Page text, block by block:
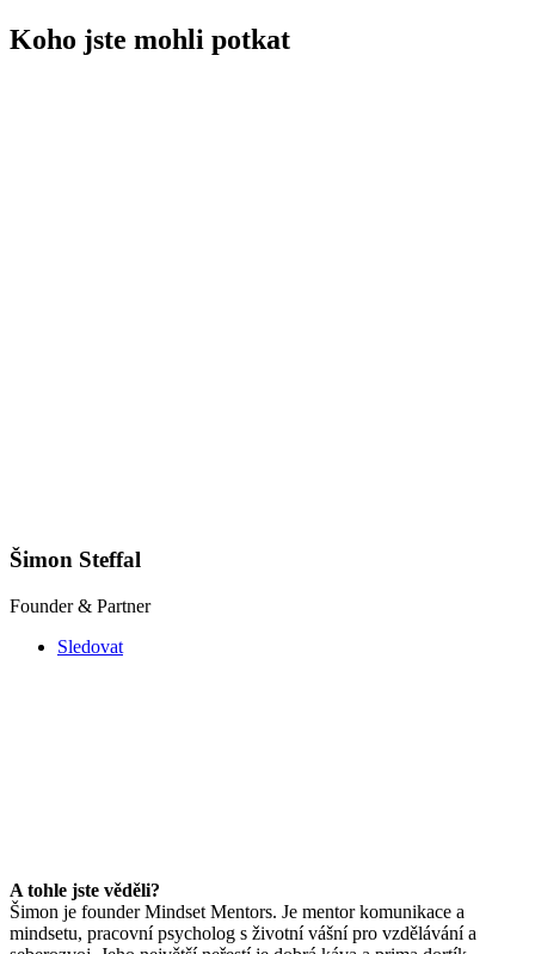
Koho jste mohli potkat
Šimon Steffal
Founder & Partner
Sledovat
A tohle jste věděli?
Šimon je founder Mindset Mentors. Je mentor komunikace a
mindsetu, pracovní psycholog s životní vášní pro vzdělávání a